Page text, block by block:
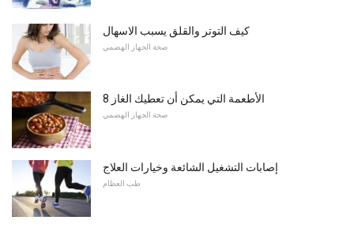
كيف التوتر والقلق يسبب الاسهال
صحة الجهاز الهضمي
8 الأطعمة التي يمكن أن تعطيك الغاز
صحة الجهاز الهضمي
إصابات التشغيل الشائعة وخيارات العلاج
طب العظام